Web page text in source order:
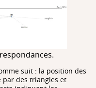
suit : la position des
des triangles et